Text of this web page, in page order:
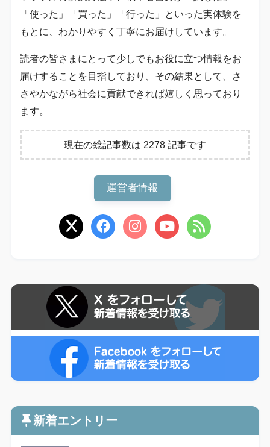
「使った」「買った」「行った」といった実体験を
もとに、わかりやすく丁寧にお届けしています。
読者の皆さまにとって少しでもお役に立つ情報をお
届けすることを目指しており、その結果として、さ
さやかながら社会に貢献できれば嬉しく思っており
ます。
現在の総記事数は 2278 記事です
運営者情報
新着エントリー